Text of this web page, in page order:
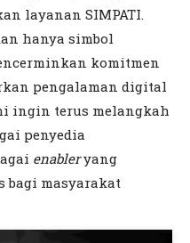
layanan SIMPATI.
hanya simbol
komitmen
pengalaman digital
ingin terus melangkah
penyedia
enableryang
bagi masyarakat